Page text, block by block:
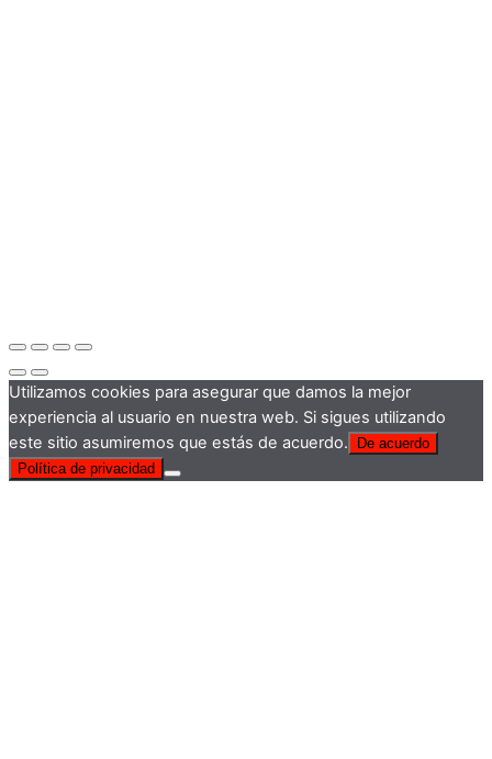
Utilizamos cookies para asegurar que damos la mejor
experiencia al usuario en nuestra web. Si sigues utilizando
este sitio asumiremos que estás de acuerdo.
De acuerdo
Política de privacidad